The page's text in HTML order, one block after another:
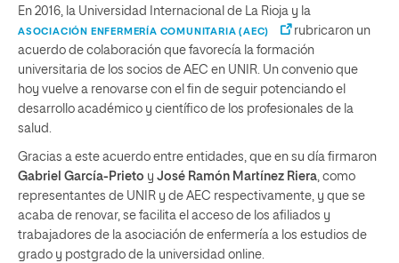
En 2016, la Universidad Internacional de La Rioja y la
ASOCIACIÓN ENFERMERÍA COMUNITARIA (AEC)
rubricaron un
acuerdo de colaboración que favorecía la formación
universitaria de los socios de AEC en UNIR. Un convenio que
hoy vuelve a renovarse con el fin de seguir potenciando el
desarrollo académico y científico de los profesionales de la
salud.
Gracias a este acuerdo entre entidades, que en su día firmaron
Gabriel García-Prieto y José Ramón Martínez Riera, como
representantes de UNIR y de AEC respectivamente, y que se
acaba de renovar, se facilita el acceso de los afiliados y
trabajadores de la asociación de enfermería a los estudios de
grado y postgrado de la universidad online.